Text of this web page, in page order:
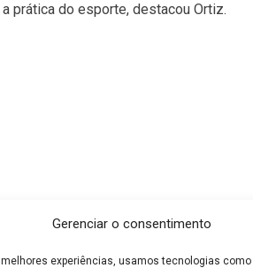
Gerenciar o consentimento
melhores experiências, usamos tecnologias como
do esporte, destacou Ortiz.